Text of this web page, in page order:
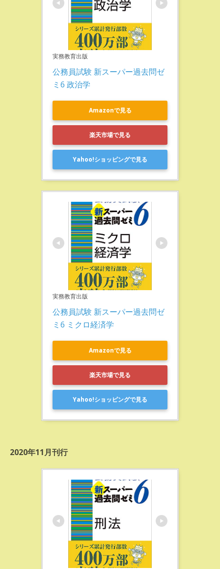
実務教育出版
公務員試験 新スーパー過去問ゼ
ミ6 政治学
Amazonで見る
楽天市場で見る
Yahoo!ショッピングで見る
実務教育出版
公務員試験 新スーパー過去問ゼ
ミ6 ミクロ経済学
Amazonで見る
楽天市場で見る
Yahoo!ショッピングで見る
2020年11月刊行